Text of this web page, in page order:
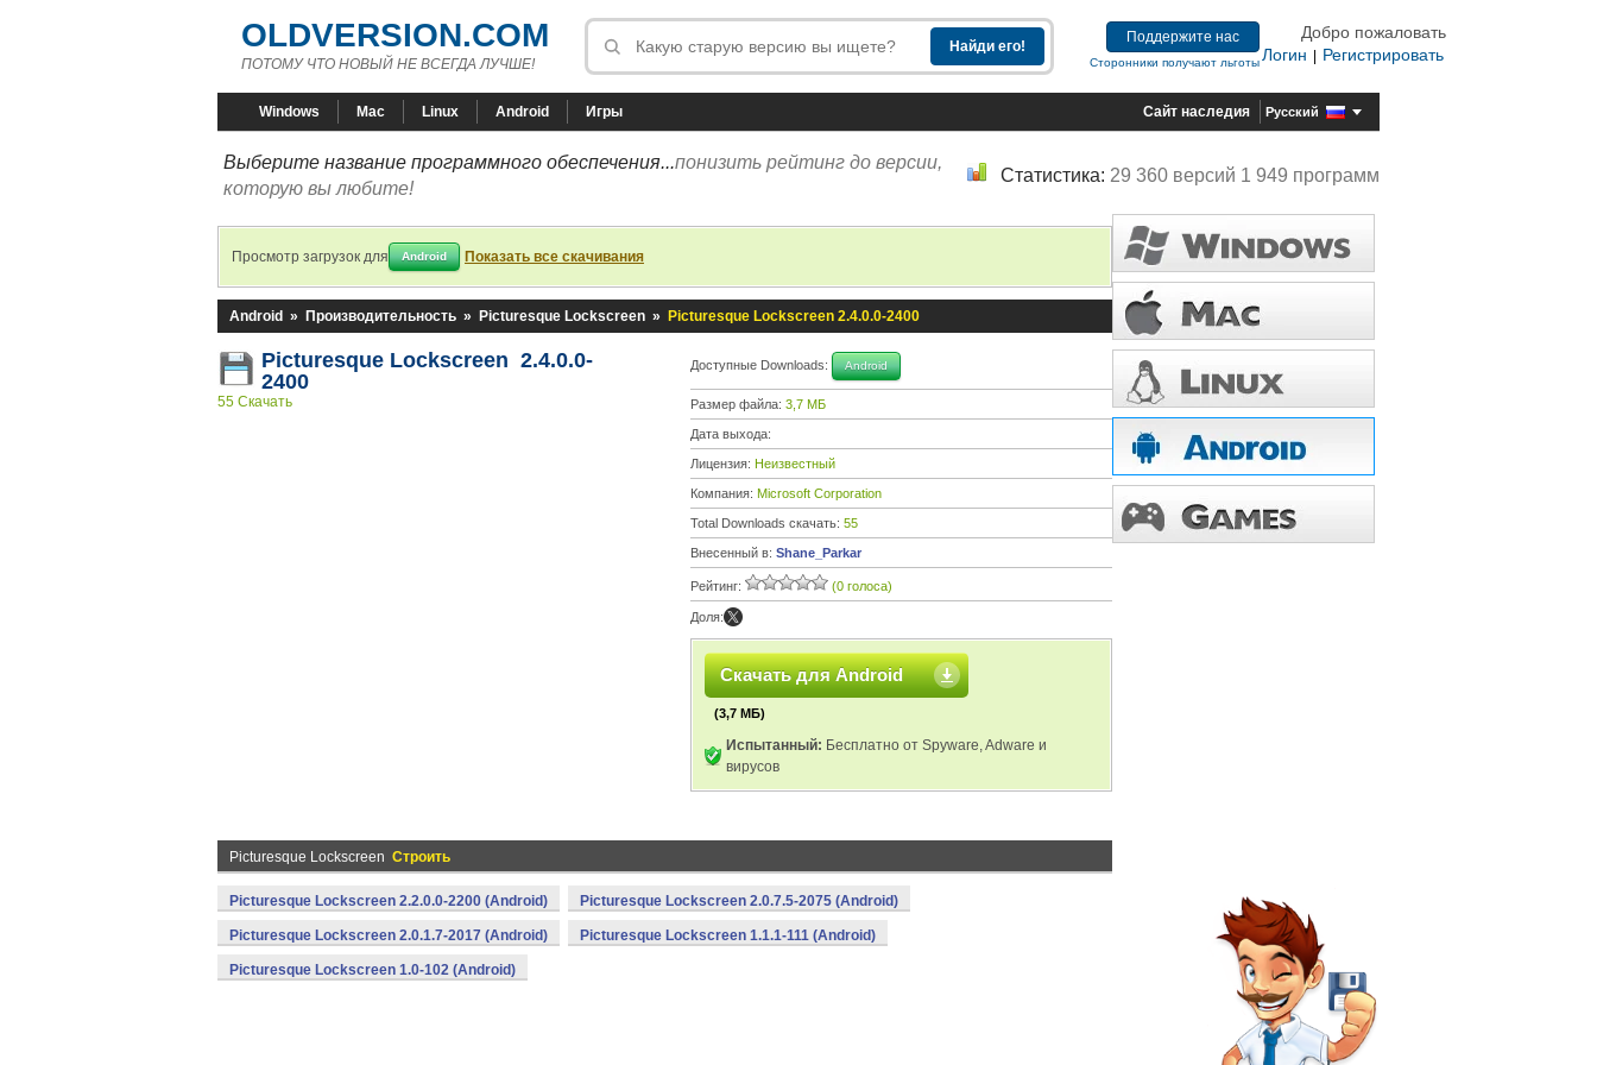
OLDVERSION.COM
ПОТОМУ ЧТО НОВЫЙ НЕ ВСЕГДА ЛУЧШЕ!
Поддержите нас
Сторонники получают льготы
Добро пожаловать
Логин
Регистрировать
Windows Mac Linux Android Игры Сайт наследия Русский
Выберите название программного обеспечения...понизить рейтинг до версии,
которую вы любите!
Статистика: 29 360 версий 1 949 программ
Просмотр загрузок для Android Показать все скачивания
Android » Производительность » Picturesque Lockscreen » Picturesque Lockscreen 2.4.0.0-2400
Picturesque Lockscreen 2.4.0.0-
2400
55 Скачать
Доступные Downloads: Android
Размер файла: 3,7 МБ
Дата выхода:
Лицензия: Неизвестный
Компания: Microsoft Corporation
Total Downloads скачать: 55
Внесенный в: Shane_Parkar
Рейтинг: (0 голоса)
Доля:
Скачать для Android
(3,7 МБ)
Испытанный: Бесплатно от Spyware, Adware и
вирусов
Picturesque Lockscreen Строить
Picturesque Lockscreen 2.2.0.0-2200 (Android) Picturesque Lockscreen 2.0.7.5-2075 (Android)
Picturesque Lockscreen 2.0.1.7-2017 (Android) Picturesque Lockscreen 1.1.1-111 (Android)
Picturesque Lockscreen 1.0-102 (Android)